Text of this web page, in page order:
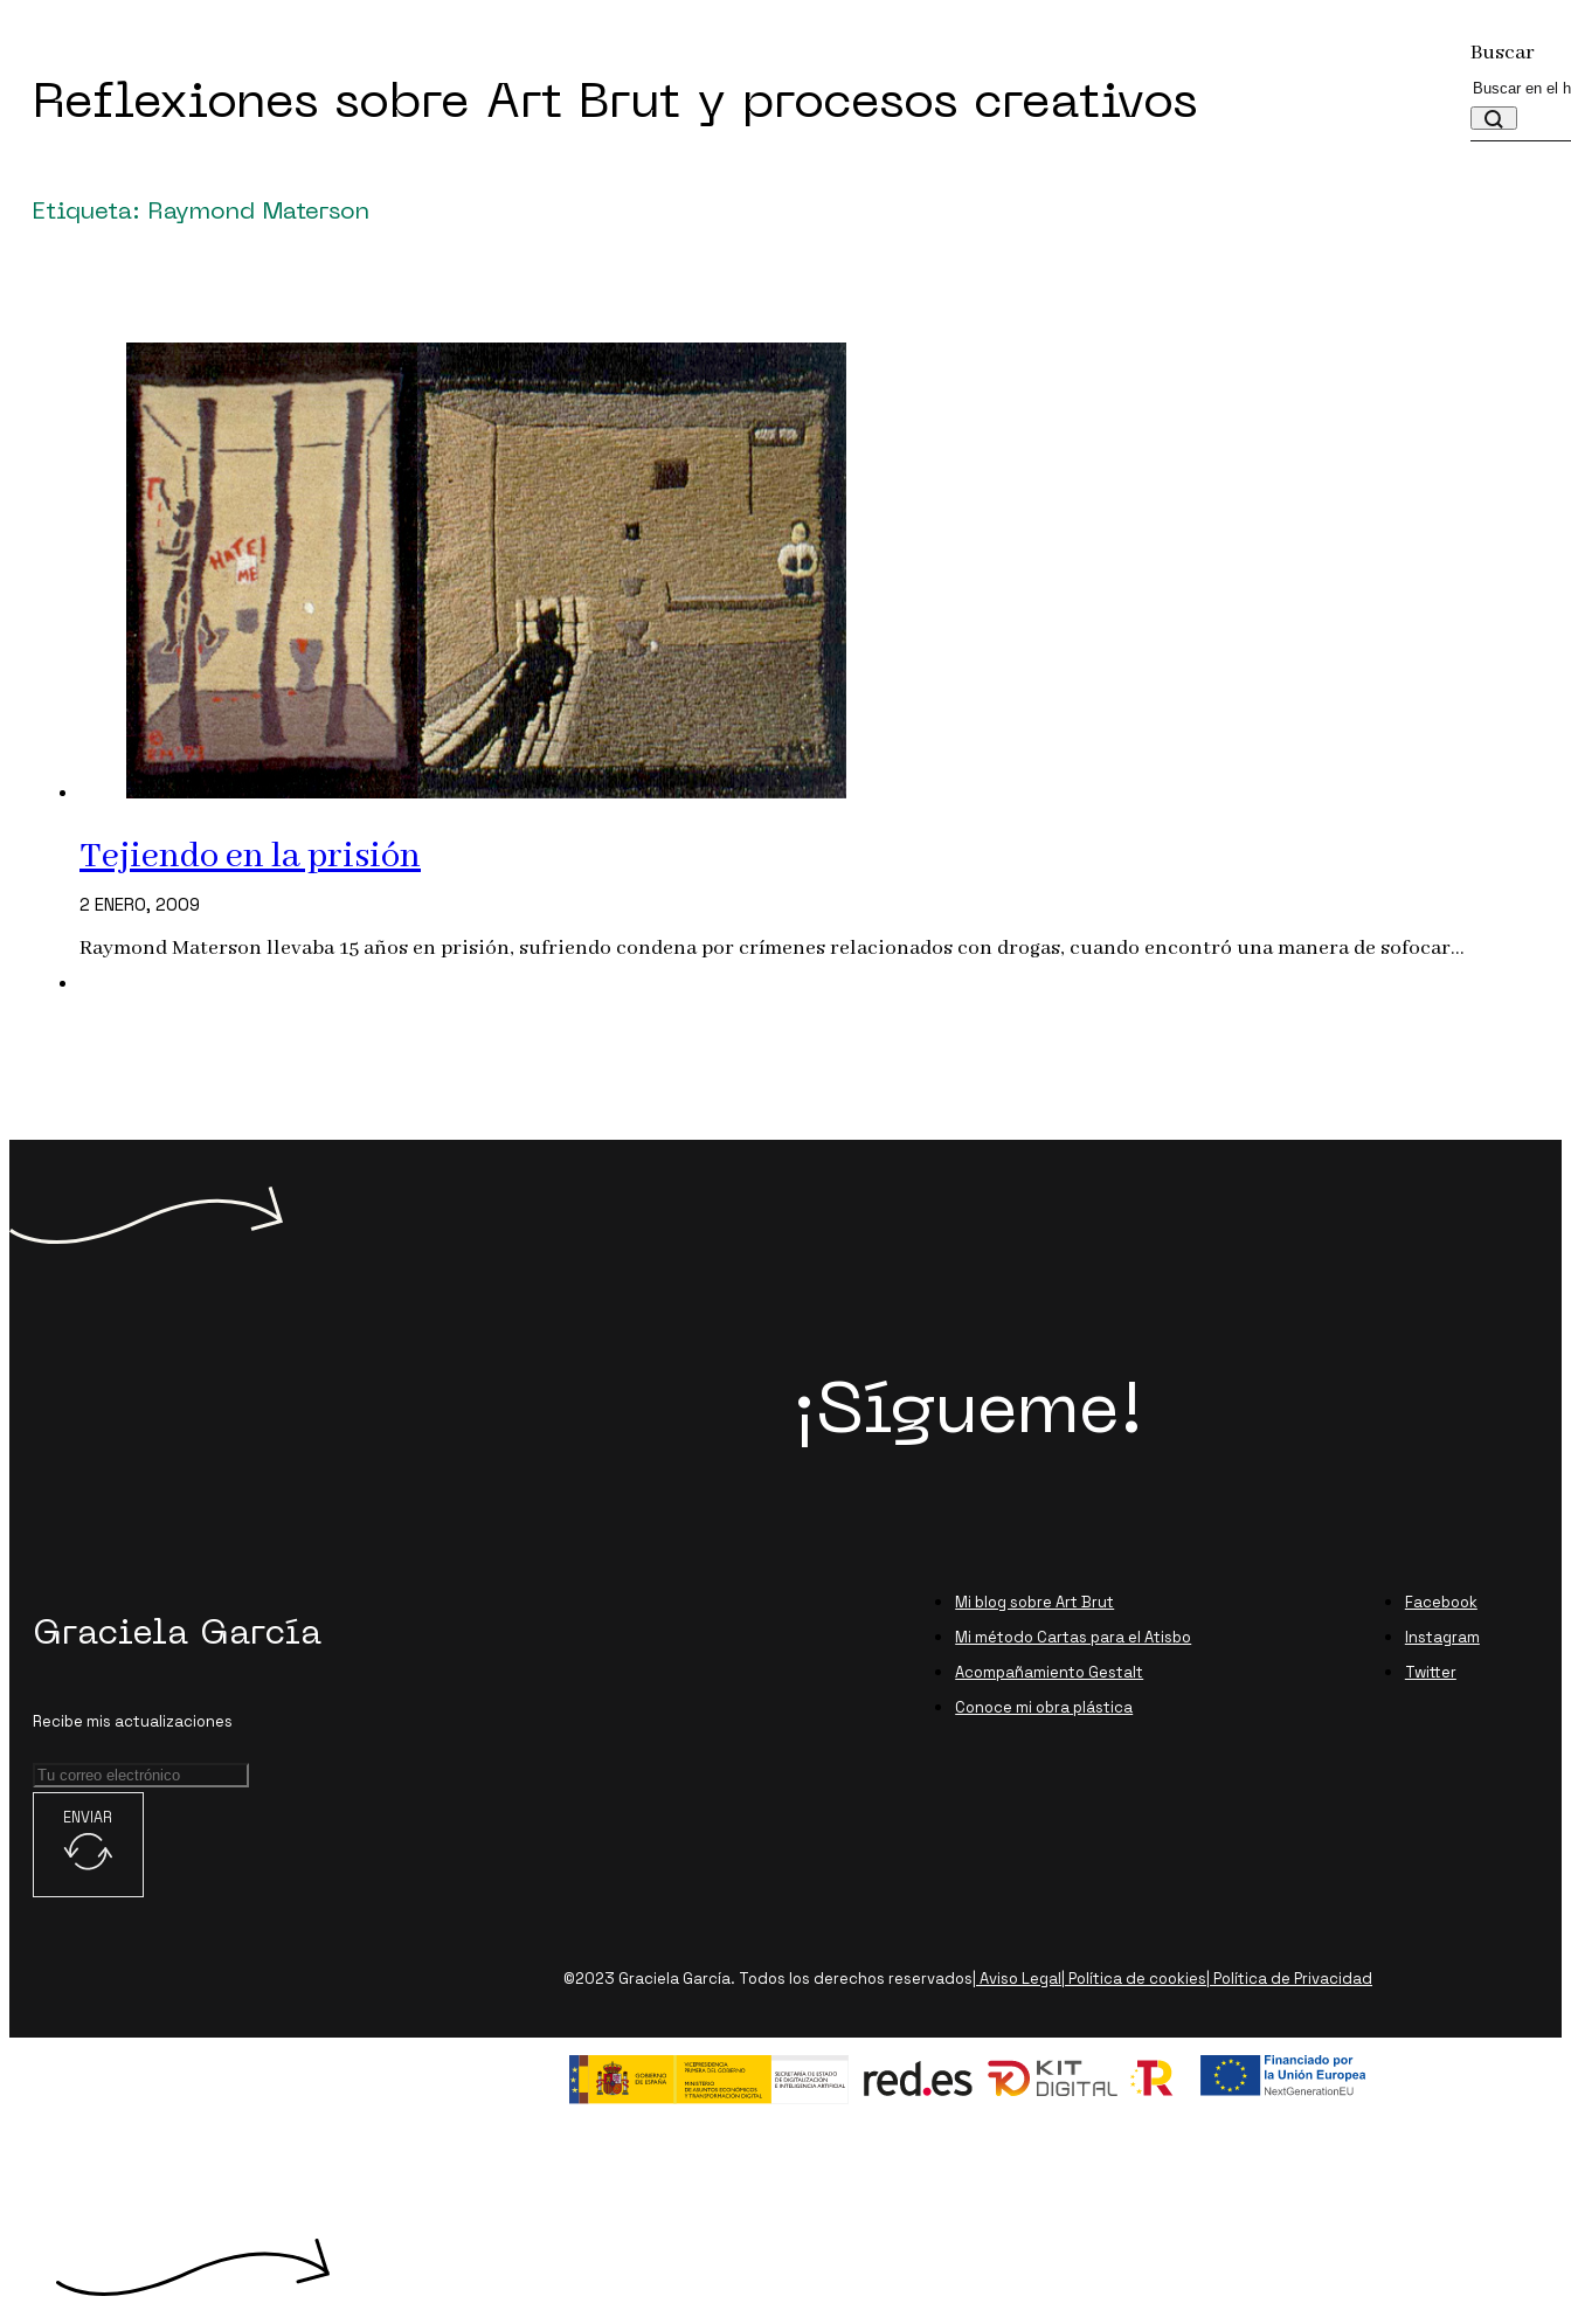
Reflexiones sobre Art Brut y procesos creativos
Etiqueta: Raymond Materson
Buscar
Tejiendo en la prisión
2 ENERO, 2009
Raymond Materson llevaba 15 años en prisión, sufriendo condena por crímenes relacionados con drogas, cuando encontró una manera de sofocar…
¡Sígueme!
Graciela García
Recibe mis actualizaciones
ENVIAR
Mi blog sobre Art Brut
Mi método Cartas para el Atisbo
Acompañamiento Gestalt
Conoce mi obra plástica
Facebook
Instagram
Twitter
©2023 Graciela García. Todos los derechos reservados | Aviso Legal | Política de cookies | Política de Privacidad